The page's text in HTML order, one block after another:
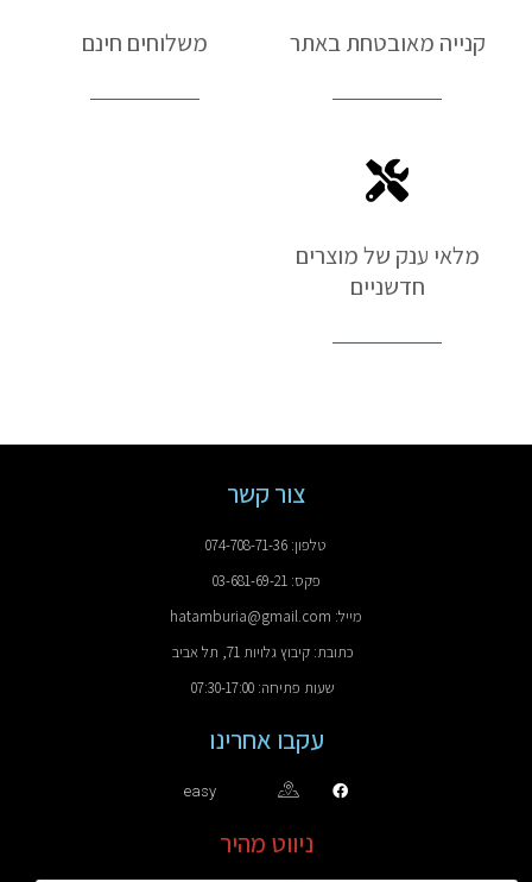
קנייה מאובטחת באתר משלוחים חינם
מלאי ענק של מוצרים
חדשניים
צור קשר
טלפון: 074-708-71-36
פקס: 03-681-69-21
מייל: hatamburia@gmail.com
כתובת: קיבוץ גלויות 71, תל אביב
שעות פתיחה: 07:30-17:00
עקבו אחרינו
easy
ניווט מהיר